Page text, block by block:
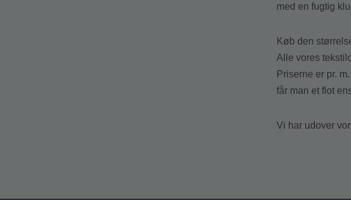
med en fugtig
Køb den
Alle vores
Priserne er pr.
får man et flot
Vi har udover